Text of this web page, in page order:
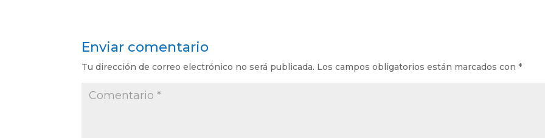
Enviar comentario
Tu dirección de correo electrónico no será publicada. Los campos obligatorios están marcados con*